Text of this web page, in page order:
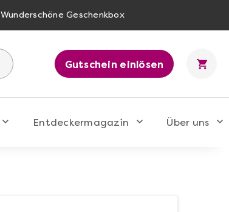
Wunderschöne Geschenkbox
Gutschein einlösen
Entdeckermagazin Über uns